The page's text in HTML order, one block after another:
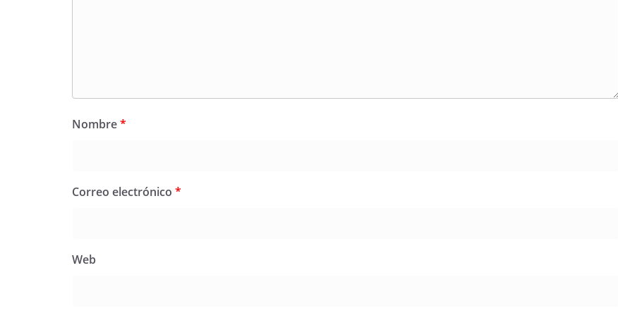
Nombre*
Correo electrónico *
Web